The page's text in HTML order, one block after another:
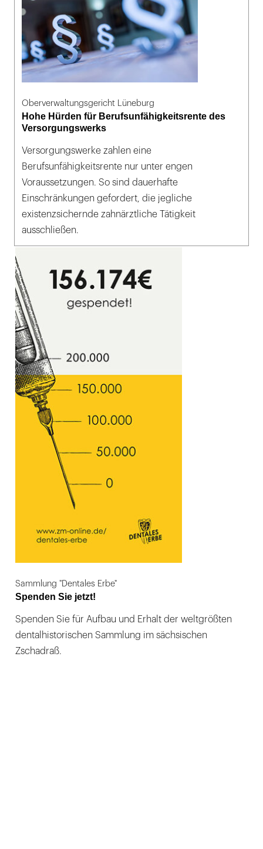
Oberverwaltungsgericht Lüneburg
Hohe Hürden für Berufsunfähigkeitsrente des
Versorgungswerks
Versorgungswerke zahlen eine
Berufsunfähigkeitsrente nur unter engen
Voraussetzungen. So sind dauerhafte
Einschränkungen gefordert, die jegliche
existenzsichernde zahnärztliche Tätigkeit
ausschließen.
Sammlung "Dentales Erbe"
Spenden Sie jetzt!
Spenden Sie für Aufbau und Erhalt der weltgrößten
dentalhistorischen Sammlung im sächsischen
Zschadraß.